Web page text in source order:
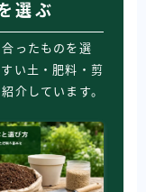
選ぶ
ったものを選
い土・肥料・剪
介しています。